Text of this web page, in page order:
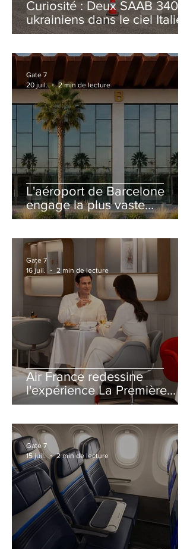
Curiosité : Deux SAAB 340B
ukrainiens dans le ciel Italien
cet été
L'aéroport de Barcelone
engage la plus vaste
rénovation de son Terminal
Gate 7
20 juil.
2 min de lecture
Air France redessine
l'expérience La Première
avec un salon entièrement
Gate 7
16 juil.
2 min de lecture
Gate 7
15 juil.
2 min de lecture